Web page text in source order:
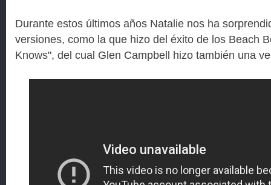
Durante estos últimos años Natalie nos ha
versiones, como la que hizo del éxito de los Beach
Knows", del cual Glen Campbell hizo también una